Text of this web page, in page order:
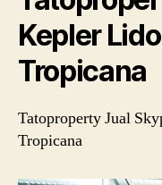
Kepler
Tropicana
Tatoproperty Jual
Tropicana